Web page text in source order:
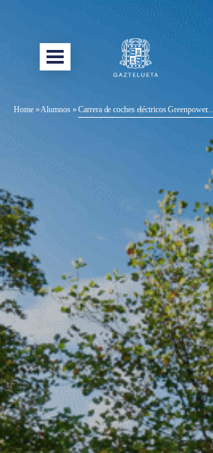
Home»Alumnos»Carrera de coches eléctricos Greenpower...